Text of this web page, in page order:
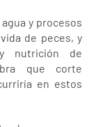
y procesos
de peces, y
nutrición de
que corte
en estos